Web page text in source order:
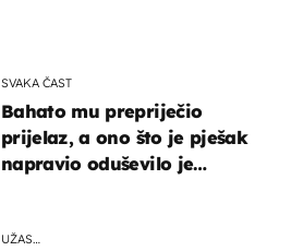
SVAKA ČAST
Bahato mu prepriječio
prijelaz, a ono što je pješak
napravio oduševilo je
UŽAS…